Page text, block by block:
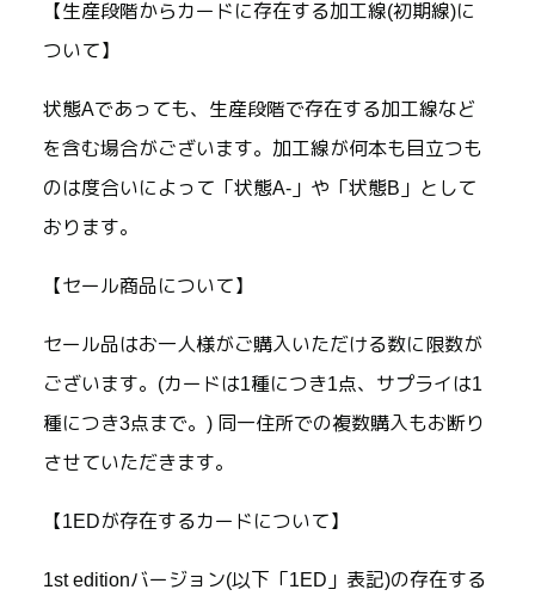
【生産段階からカードに存在する加工線(初期線)に
ついて】
状態Aであっても、生産段階で存在する加工線など
を含む場合がございます。加工線が何本も目立つも
のは度合いによって「状態A-」や「状態B」として
おります。
【セール商品について】
セール品はお一人様がご購入いただける数に限数が
ございます。(カードは1種につき1点、サプライは1
種につき3点まで。) 同一住所での複数購入もお断り
させていただきます。
【1EDが存在するカードについて】
1st editionバージョン(以下「1ED」表記)の存在する